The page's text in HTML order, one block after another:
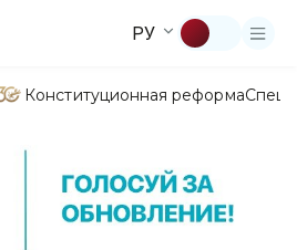
РУ
Конституционная реформа